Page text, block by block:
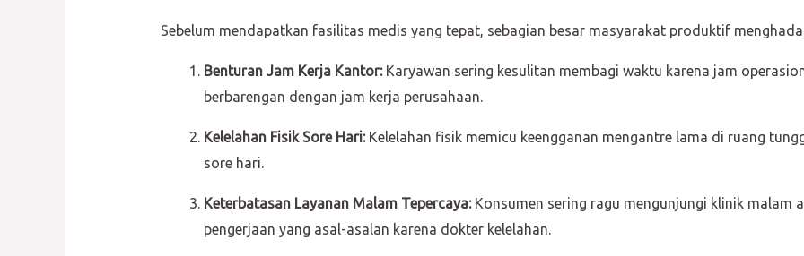
Sebelum mendapatkan fasilitas medis yang tepat, sebagian besar masyarakat produktif
Benturan Jam Kerja Kantor:Karyawan sering kesulitan membagi waktu karena jam
berbarengan dengan jam kerja perusahaan.
Kelelahan Fisik Sore Hari:Kelelahan fisik memicu keengganan mengantre lama di ruang
sore hari.
Keterbatasan Layanan Malam Tepercaya:Konsumen sering ragu mengunjungi klinik malam
pengerjaan yang asal-asalan karena dokter kelelahan.